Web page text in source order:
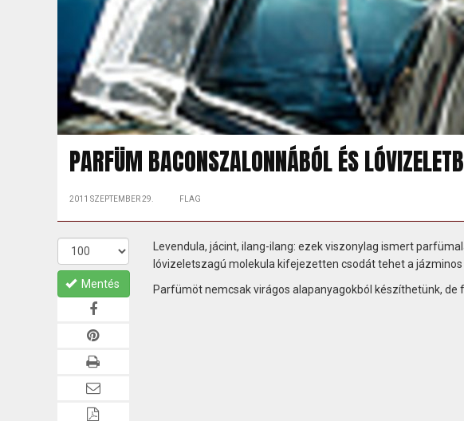
PARFÜM BACONSZALONNÁBÓL ÉS
2011 SZEPTEMBER 29. FLAG
Mentés
Levendula, jácint, ilang-ilang: ezek viszonylag ismert
lóvizeletszagú molekula kifejezetten csodát tehet a jázminos
Parfümöt nemcsak virágos alapanyagokból készíthetünk, de